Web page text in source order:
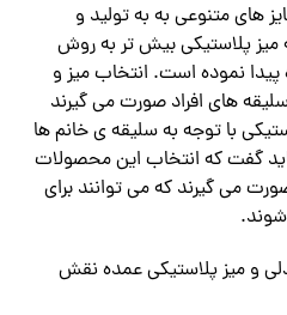
های متنوعی به به تولید و
پلاستیکی بیش تر به روش
پیدا نموده است. انتخاب میز و
های افراد صورت می گیرند
با توجه به سلیقه ی خانم ها
گفت که انتخاب این محصولات
می گیرند که می توانند برای
و میز پلاستیکی عمده نقش